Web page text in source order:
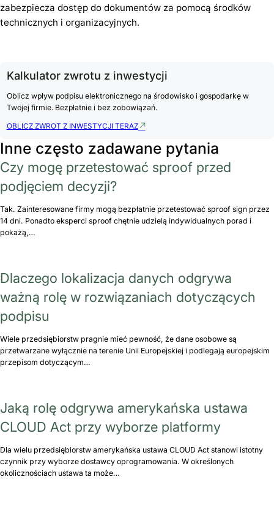
zabezpiecza dostęp do dokumentów za pomocą środków
technicznych i organizacyjnych.
Kalkulator zwrotu z inwestycji
Oblicz wpływ podpisu elektronicznego na środowisko i gospodarkę w
Twojej firmie. Bezpłatnie i bez zobowiązań.
OBLICZ ZWROT Z INWESTYCJI TERAZ
Inne często zadawane pytania
Czy mogę przetestować sproof przed
podjęciem decyzji?
Tak. Zainteresowane firmy mogą bezpłatnie przetestować sproof sign przez
14 dni. Ponadto eksperci sproof chętnie udzielą indywidualnych porad i
pokażą,…
Dlaczego lokalizacja danych odgrywa
ważną rolę w rozwiązaniach dotyczących
podpisu
Wiele przedsiębiorstw pragnie mieć pewność, że dane osobowe są
przetwarzane wyłącznie na terenie Unii Europejskiej i podlegają europejskim
przepisom dotyczącym…
Jaką rolę odgrywa amerykańska ustawa
CLOUD Act przy wyborze platformy
Dla wielu przedsiębiorstw amerykańska ustawa CLOUD Act stanowi istotny
czynnik przy wyborze dostawcy oprogramowania. W określonych
okolicznościach ustawa ta może…